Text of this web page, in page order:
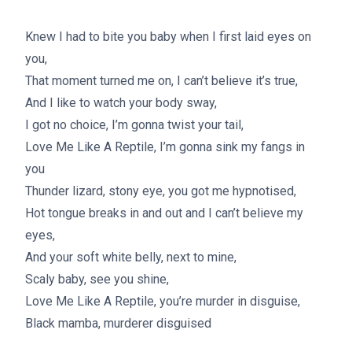
Knew I had to bite you baby when I first laid eyes on
you,
That moment turned me on, I can’t believe it’s true,
And I like to watch your body sway,
I got no choice, I’m gonna twist your tail,
Love Me Like A Reptile, I’m gonna sink my fangs in
you
Thunder lizard, stony eye, you got me hypnotised,
Hot tongue breaks in and out and I can’t believe my
eyes,
And your soft white belly, next to mine,
Scaly baby, see you shine,
Love Me Like A Reptile, you’re murder in disguise,
Black mamba, murderer disguised